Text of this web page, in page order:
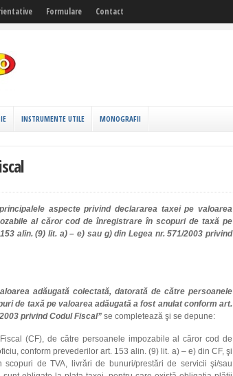
Formulare Contact
INSTRUMENTE UTILE MONOGRAFII
aspecte privind declararea taxei pe valoarea
al căror cod de înregistrare în scopuri de taxă pe
alin. (9) lit. a) – e) sau g) din Legea nr. 571/2003 privind
adăugată colectată, datorată de către persoanele
de taxă pe valoarea adăugată a fost anulat conform art.
privind Codul Fiscal” se completează şi se depune:
(CF), de către persoanele impozabile al căror cod de
conform prevederilor art. 153 alin. (9) lit. a) – e) din CF, şi
de TVA, livrări de bunuri/prestări de servicii şi/sau